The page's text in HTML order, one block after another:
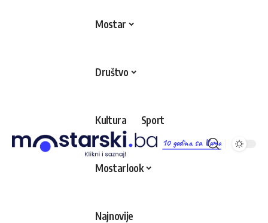
10 godina sa Vama
Mostar
Društvo
Kultura Sport
Mostarlook
Najnovije